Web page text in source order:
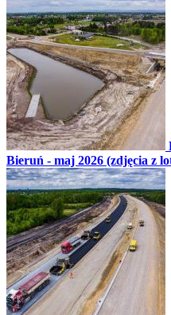
Bieruń - maj 2026 (zdjęcia z